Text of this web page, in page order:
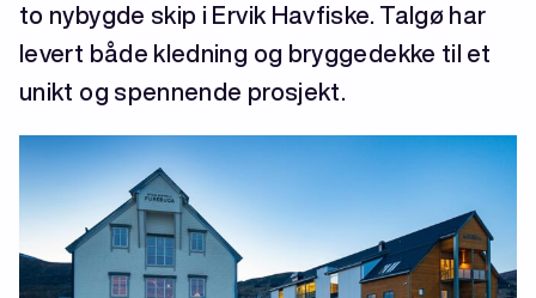
to nybygde skip i Ervik Havfiske. Talgø har
levert både kledning og bryggedekke til et
unikt og spennende prosjekt.